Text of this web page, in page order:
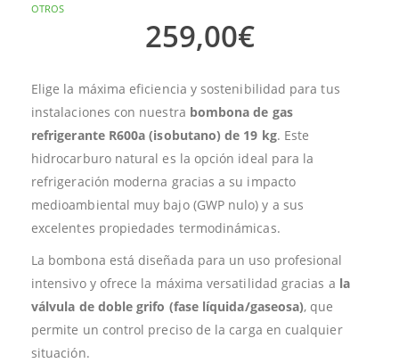
OTROS
259,00€
Elige la máxima eficiencia y sostenibilidad para tus
instalaciones con nuestra bombona de gas
refrigerante R600a (isobutano) de 19 kg. Este
hidrocarburo natural es la opción ideal para la
refrigeración moderna gracias a su impacto
medioambiental muy bajo (GWP nulo) y a sus
excelentes propiedades termodinámicas.
La bombona está diseñada para un uso profesional
intensivo y ofrece la máxima versatilidad gracias a la
válvula de doble grifo (fase líquida/gaseosa), que
permite un control preciso de la carga en cualquier
situación.